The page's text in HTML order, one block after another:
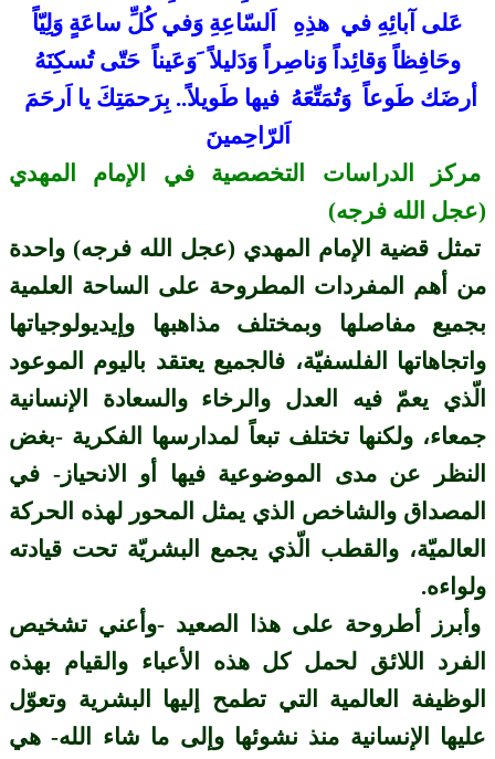
عَلى آبائِهِ في هذِهِ اَلسّاعِةِ وَفي كُلِّ ساعَةٍ وَلِيّاً
وحَافِظاً وَقائِداً وَناصِراً وَدَليلاً َوَعَيناً حَتّى تُسكِنَهُ
أرضَك طَوعاً وَتُمَتِّعَهُ فيها طَويلاً.. بِرَحمَتِكَ يا اَرحَمَ
اَلرّاحِمينَ
مركز الدراسات التخصصية في الإمام المهدي
(عجل الله فرجه)
تمثل قضية الإمام المهدي (عجل الله فرجه) واحدة
من أهم المفردات المطروحة على الساحة العلمية
بجميع مفاصلها وبمختلف مذاهبها وإيديولوجياتها
واتجاهاتها الفلسفيّة، فالجميع يعتقد باليوم الموعود
الّذي يعمّ فيه العدل والرخاء والسعادة الإنسانية
جمعاء، ولكنها تختلف تبعاً لمدارسها الفكرية -بغض
النظر عن مدى الموضوعية فيها أو الانحياز- في
المصداق والشاخص الذي يمثل المحور لهذه الحركة
العالميّة، والقطب الّذي يجمع البشريّة تحت قيادته
ولواءه.
وأبرز أطروحة على هذا الصعيد -وأعني تشخيص
الفرد اللائق لحمل كل هذه الأعباء والقيام بهذه
الوظيفة العالمية التي تطمح إليها البشرية وتعوّل
عليها الإنسانية منذ نشوئها وإلى ما شاء الله- هي